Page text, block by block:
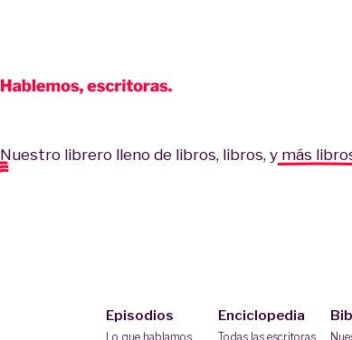
Nuestro librero lleno de libros, libros, y más
Episodios
Lo que hablamos
Enciclopedia
Todas las escritoras